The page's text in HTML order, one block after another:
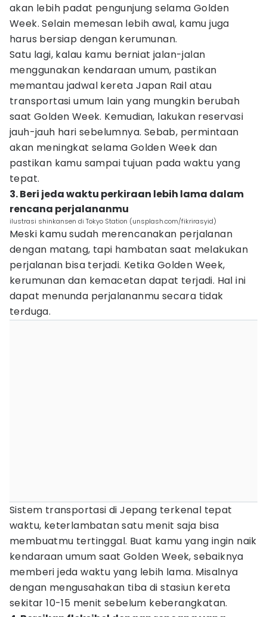
akan lebih padat pengunjung selama Golden
Week. Selain memesan lebih awal, kamu juga
harus bersiap dengan kerumunan.
Satu lagi, kalau kamu berniat jalan-jalan
menggunakan kendaraan umum, pastikan
memantau jadwal kereta Japan Rail atau
transportasi umum lain yang mungkin berubah
saat Golden Week. Kemudian, lakukan reservasi
jauh-jauh hari sebelumnya. Sebab, permintaan
akan meningkat selama Golden Week dan
pastikan kamu sampai tujuan pada waktu yang
tepat.
3. Beri jeda waktu perkiraan lebih lama dalam
rencana perjalananmu
ilustrasi shinkansen di Tokyo Station (unsplash.com/fikrirasyid)
Meski kamu sudah merencanakan perjalanan
dengan matang, tapi hambatan saat melakukan
perjalanan bisa terjadi. Ketika Golden Week,
kerumunan dan kemacetan dapat terjadi. Hal ini
dapat menunda perjalananmu secara tidak
terduga.
Sistem transportasi di Jepang terkenal tepat
waktu, keterlambatan satu menit saja bisa
membuatmu tertinggal. Buat kamu yang ingin naik
kendaraan umum saat Golden Week, sebaiknya
memberi jeda waktu yang lebih lama. Misalnya
dengan mengusahakan tiba di stasiun kereta
sekitar 10-15 menit sebelum keberangkatan.